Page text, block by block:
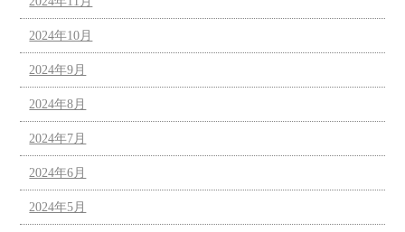
2024年10月
2024年9月
2024年8月
2024年7月
2024年6月
2024年5月